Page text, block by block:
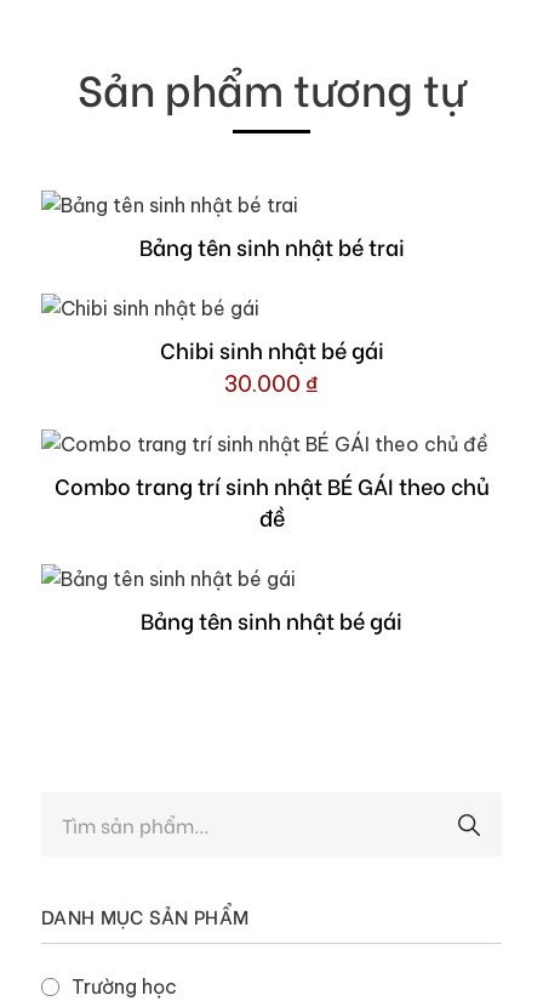
Sản phẩm tương tự
Bảng tên sinh nhật bé trai
Chibi sinh nhật bé gái
30.000 ₫
Combo trang trí sinh nhật BÉ GÁI theo chủ
đề
Bảng tên sinh nhật bé gái
DANH MỤC SẢN PHẨM
Trường học